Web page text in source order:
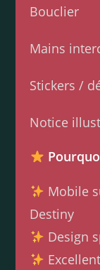
Bouclier
Mains
Stickers /
Notice
Mobile
Destiny
Design